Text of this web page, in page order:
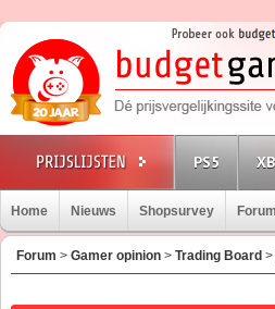
PS5
Home Nieuws Shopsurvey Forum
Forum > Gamer opinion > Trading Board >